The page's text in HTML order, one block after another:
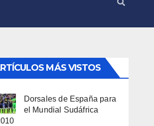
MÁS VISTOS
Dorsales de España para
el Mundial Sudáfrica